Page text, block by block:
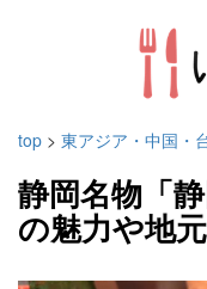
top > 東アジア・中国・
静岡名物「
の魅力や地